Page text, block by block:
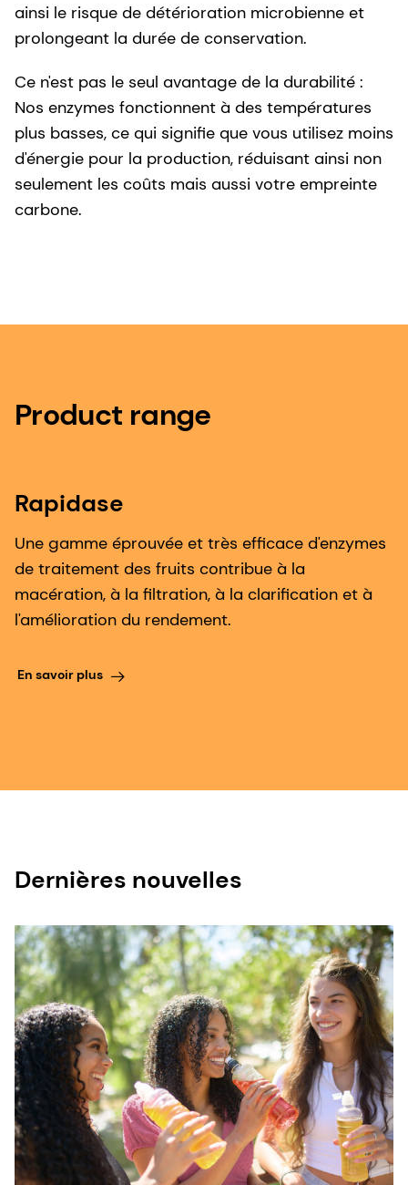
ainsi le risque de détérioration microbienne et
prolongeant la durée de conservation.
Ce n'est pas le seul avantage de la durabilité :
Nos enzymes fonctionnent à des températures
plus basses, ce qui signifie que vous utilisez moins
d'énergie pour la production, réduisant ainsi non
seulement les coûts mais aussi votre empreinte
carbone.
Product range
Rapidase
Une gamme éprouvée et très efficace d'enzymes
de traitement des fruits contribue à la
macération, à la filtration, à la clarification et à
l'amélioration du rendement.
En savoir plus
Dernières nouvelles